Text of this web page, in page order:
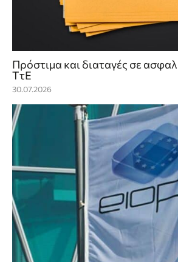
Πρόστιμα και διαταγές σε
ΤτΕ
30.07.2026